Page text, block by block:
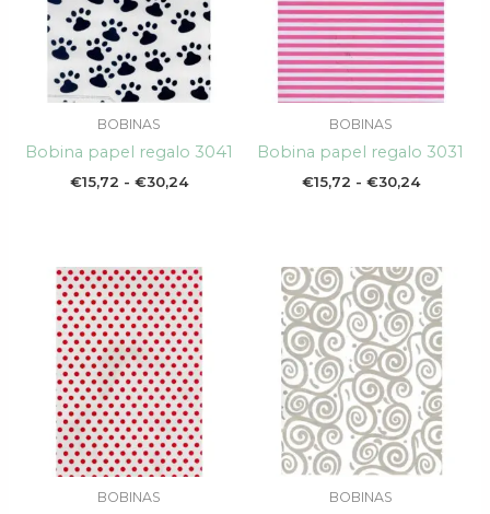
BOBINAS
Bobina papel regalo 3041
€15,72 - €30,24
€30,24
BOBINAS
Bobina papel regalo 3031
€15,72 - €30,24
€30,24
BOBINAS
Rango
de
precios:
desde
€15,72
hasta
€30,74
BOBINAS
Rango
de
precios:
desde
€15,72
hasta
€30,24